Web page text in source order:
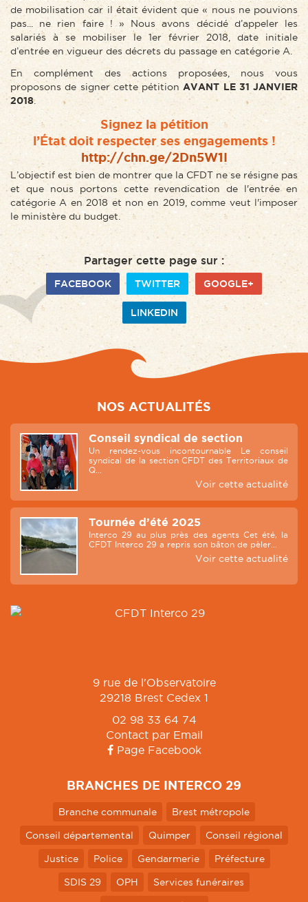
de mobilisation car il était évident que « nous ne pouvions
pas... ne rien faire ! » Nous avons décidé d’appeler les
salariés à se mobiliser le 1er février 2018, date initiale
d’entrée en vigueur des décrets du passage en catégorie A.
En complément des actions proposées, nous vous
proposons de signer cette pétition AVANT LE 31 JANVIER
2018.
Signez la pétition
l’État doit respecter ses engagements !
http://chn.ge/2Dn5W1I
L’objectif est bien de montrer que la CFDT ne se résigne pas
et que nous portons cette revendication de l'entrée en
catégorie A en 2018 et non en 2019, comme veut l'imposer
le ministère du budget.
Partager cette page sur :
FACEBOOK TWITTER GOOGLE+
LINKEDIN
NOS ACTUALITÉS
Conseil syndical de section
Un rendez-vous incontournable Le conseil
syndical de la section CFDT des Territoriaux de
Q...
Voir cette actualité
Tournée d’été 2025
Interco 29 au plus près des agents Cet été, la
CFDT Interco 29 a repris son bâton de pèler...
Voir cette actualité
9 rue de l'Observatoire
29218 Brest Cedex 1
02 98 33 64 74
Contact par Email
Page Facebook
BRANCHES DE INTERCO 29
Branche communale Brest métropole
Conseil départemental Quimper Conseil régional
Justice Police Gendarmerie Préfecture
SDIS 29 OPH Services funéraires